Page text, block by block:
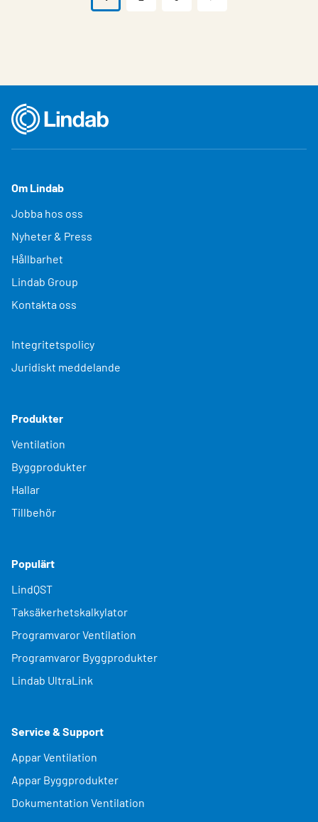
Om Lindab
Jobba hos oss
Nyheter & Press
Hållbarhet
Lindab Group
Kontakta oss
Integritetspolicy
Juridiskt meddelande
Produkter
Ventilation
Byggprodukter
Hallar
Tillbehör
Populärt
LindQST
Taksäkerhetskalkylator
Programvaror Ventilation
Programvaror Byggprodukter
Lindab UltraLink
Service & Support
Appar Ventilation
Appar Byggprodukter
Dokumentation Ventilation